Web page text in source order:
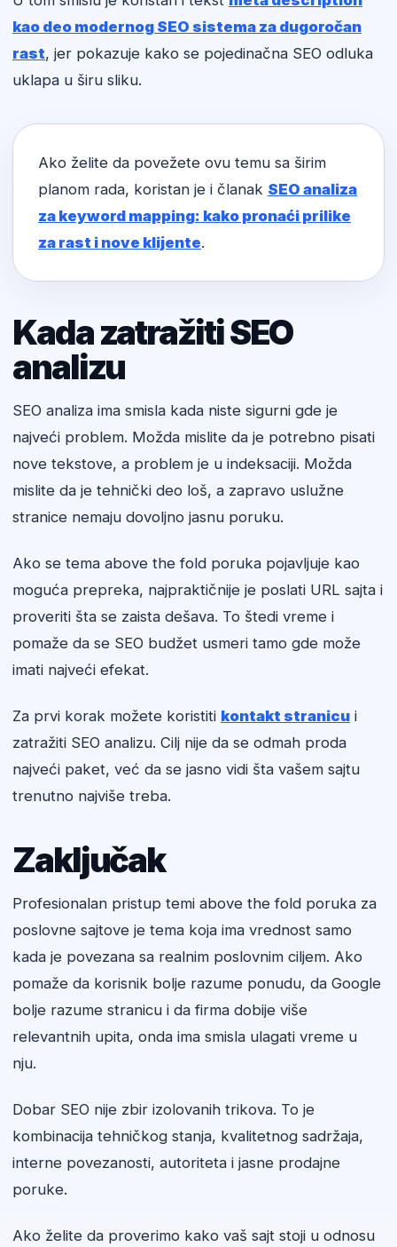
kao deo modernog SEO sistema za dugoročan
rast, jer pokazuje kako se pojedinačna SEO odluka
uklapa u širu sliku.
Ako želite da povežete ovu temu sa širim
planom rada, koristan je i članak SEO analiza
za keyword mapping: kako pronaći prilike
za rast i nove klijente.
Kada zatražiti SEO
analizu
SEO analiza ima smisla kada niste sigurni gde je
najveći problem. Možda mislite da je potrebno pisati
nove tekstove, a problem je u indeksaciji. Možda
mislite da je tehnički deo loš, a zapravo uslužne
stranice nemaju dovoljno jasnu poruku.
Ako se tema above the fold poruka pojavljuje kao
moguća prepreka, najpraktičnije je poslati URL sajta i
proveriti šta se zaista dešava. To štedi vreme i
pomaže da se SEO budžet usmeri tamo gde može
imati najveći efekat.
Za prvi korak možete koristiti kontakt stranicu i
zatražiti SEO analizu. Cilj nije da se odmah proda
najveći paket, već da se jasno vidi šta vašem sajtu
trenutno najviše treba.
Zaključak
Profesionalan pristup temi above the fold poruka za
poslovne sajtove je tema koja ima vrednost samo
kada je povezana sa realnim poslovnim ciljem. Ako
pomaže da korisnik bolje razume ponudu, da Google
bolje razume stranicu i da firma dobije više
relevantnih upita, onda ima smisla ulagati vreme u
nju.
Dobar SEO nije zbir izolovanih trikova. To je
kombinacija tehničkog stanja, kvalitetnog sadržaja,
interne povezanosti, autoriteta i jasne prodajne
poruke.
Ako želite da proverimo kako vaš sajt stoji u odnosu